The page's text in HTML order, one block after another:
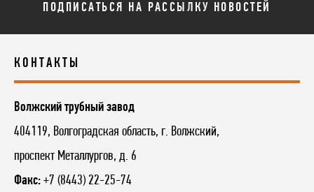
ПОДПИСАТЬСЯ НА РАССЫЛКУ НОВОСТЕЙ
КОНТАКТЫ
Волжский трубный завод
404119, Волгоградская область, г. Волжский,
проспект Металлургов, д. 6
Факс: +7 (8443) 22-25-74